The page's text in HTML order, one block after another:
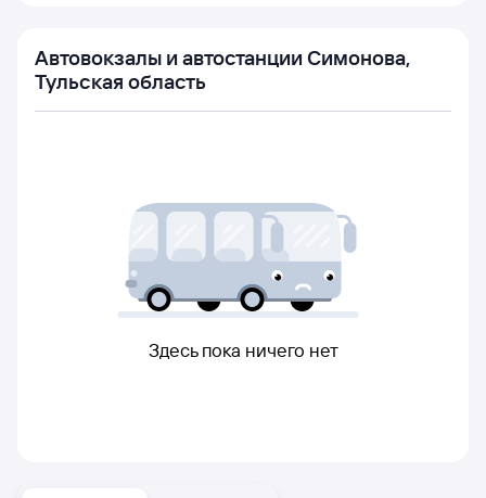
Автовокзалы и автостанции Симонова,
Тульская область
Здесь пока ничего нет